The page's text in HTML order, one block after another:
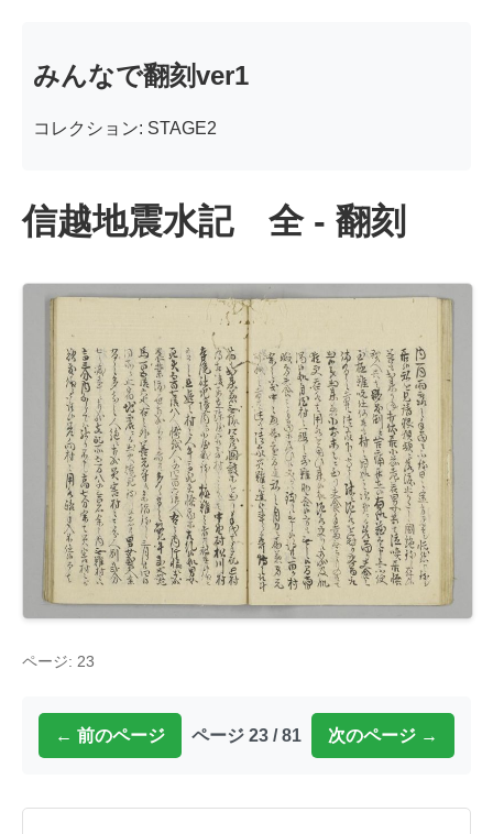
みんなで翻刻ver1
コレクション: STAGE2
信越地震水記 全 - 翻刻
ページ: 23
← 前のページ ページ 23 / 81 次のページ →